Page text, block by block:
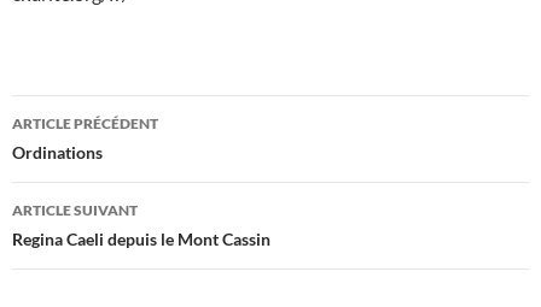
Navigation
des
articles
ARTICLE PRÉCÉDENT
Ordinations
ARTICLE SUIVANT
Regina Caeli depuis le Mont Cassin